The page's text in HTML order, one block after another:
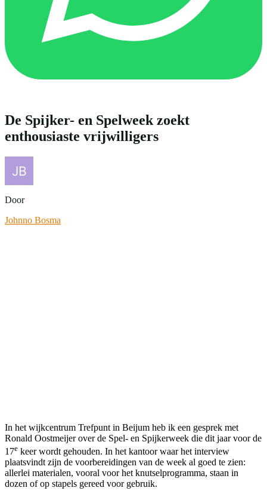
De Spijker- en Spelweek zoekt
enthousiaste vrijwilligers
Door
Johnno Bosma
In het wijkcentrum Trefpunt in Beijum heb ik een gesprek met
Ronald Oostmeijer over de Spel- en Spijkerweek die dit jaar voor de
17e keer wordt gehouden. In het kantoor waar het interview
plaatsvindt zijn de voorbereidingen van de week al goed te zien:
allerlei materialen, vooral voor het knutselprogramma, staan in
dozen of op stapels gereed voor gebruik.